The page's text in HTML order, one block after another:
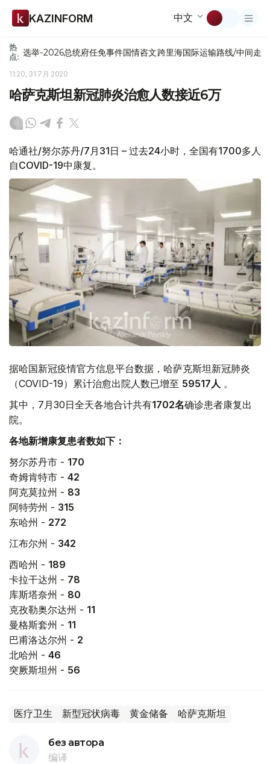
KAZINFORM 中文
热
点: 选举-2026总统府任免事件国情咨文跨里海国际运输路线/中间走廊
11:20, 31 7月 2020
哈萨克斯坦新冠肺炎治愈人数接近6万
哈通社/努尔苏丹/7月31日 – 过去24小时，全国有1700多人
自COVID-19中康复。
据哈国新冠疫情官方信息平台数据，哈萨克斯坦新冠肺炎
（COVID-19）累计治愈出院人数已增至 59517 人 。
其中，7月30日全天各地合计共有1702名确诊患者康复出
院。
各地新增康复患者数如下：
努尔苏丹市 - 170
奇姆肯特市 - 42
阿克莫拉州 - 83
阿特劳州 - 315
东哈州 - 272
江布尔州 - 342
西哈州 - 189
卡拉干达州 - 78
库斯塔奈州 - 80
克孜勒奥尔达州 - 11
曼格斯套州 - 11
巴甫洛达尔州 - 2
北哈州 - 46
突厥斯坦州 - 56
医疗卫生 新型冠状病毒 黄金储备 哈萨克斯坦
без автора
编译